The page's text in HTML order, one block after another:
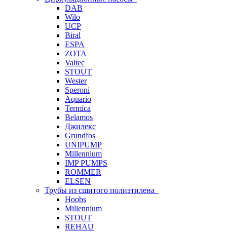
DAB
Wilo
UCP
Biral
ESPA
ZOTA
Valtec
STOUT
Wester
Speroni
Aquario
Termica
Belamos
Джилекс
Grundfos
UNIPUMP
Millennium
IMP PUMPS
ROMMER
ELSEN
Трубы из сшитого полиэтилена
Hoobs
Millennium
STOUT
REHAU